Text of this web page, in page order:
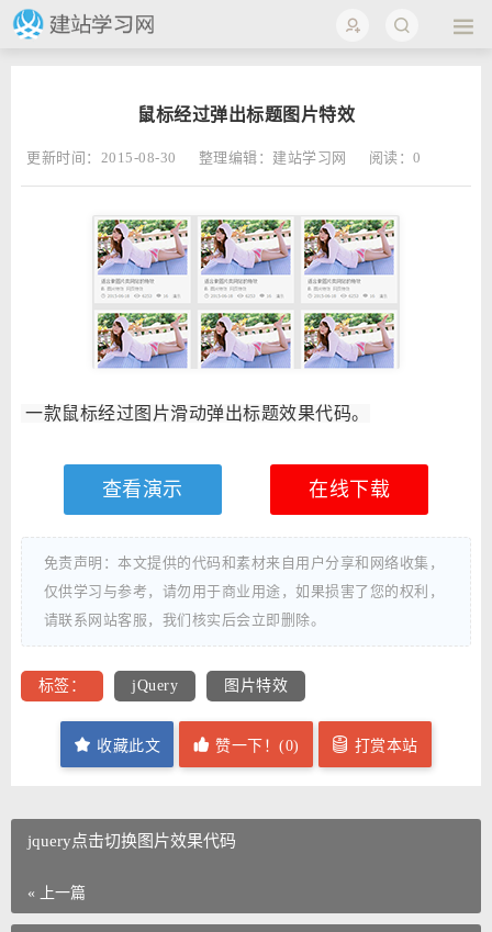
鼠标经过弹出标题图片特效
更新时间：2015-08-30 整理编辑：建站学习网 阅读：0
一款鼠标经过图片滑动弹出标题效果代码。
查看演示 在线下载
免责声明：本文提供的代码和素材来自用户分享和网络收集，
仅供学习与参考，请勿用于商业用途，如果损害了您的权利，
请联系网站客服，我们核实后会立即删除。
标签： jQuery 图片特效
收藏此文 赞一下！(0) 打赏本站
jquery点击切换图片效果代码
« 上一篇